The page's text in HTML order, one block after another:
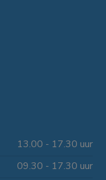
13.00 - 17.30 uur
09.30 - 17.30 uur